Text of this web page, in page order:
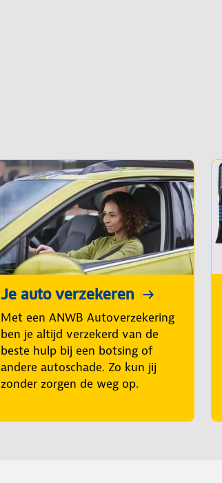
Je auto verzekeren
Met een ANWB Autoverzekering
ben je altijd verzekerd van de
beste hulp bij een botsing of
andere autoschade. Zo kun jij
zonder zorgen de weg op.